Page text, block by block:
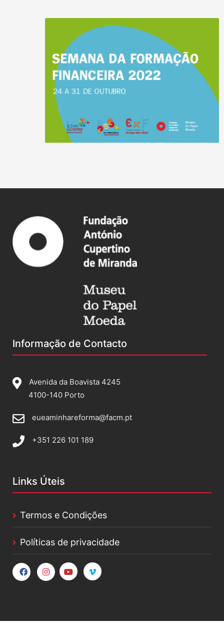
Informação de Contacto
Avenida da Boavista 4245
4100-140 Porto
eueaminhareforma@facm.pt
+351 226 101 189
Links Úteis
Termos e Condições
Políticas de privacidade